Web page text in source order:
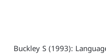
Buckley S (1993):